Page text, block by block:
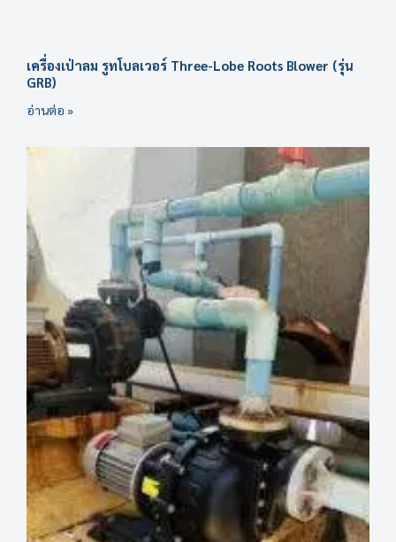
เครื่องเป่าลม รูทโบลเวอร์ Three-Lobe Roots Blower (รุ่น
GRB)
อ่านต่อ »